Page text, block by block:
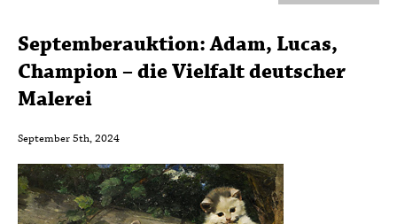
Septemberauktion: Adam, Lucas,
Champion – die Vielfalt deutscher
Malerei
September 5th, 2024